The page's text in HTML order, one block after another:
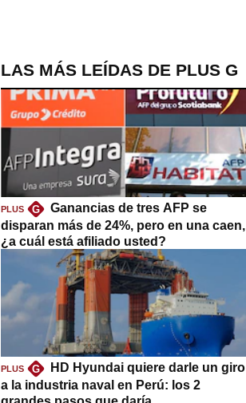
LAS MÁS LEÍDAS DE PLUS G
PLUS G
Ganancias de tres AFP se
disparan más de 24%, pero en una caen,
¿a cuál está afiliado usted?
PLUS G
HD Hyundai quiere darle un giro
a la industria naval en Perú: los 2